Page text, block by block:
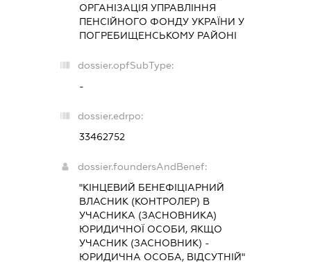
ОРГАНІЗАЦІЯ УПРАВЛІННЯ
ПЕНСІЙНОГО ФОНДУ УКРАЇНИ У
ПОГРЕБИЩЕНСЬКОМУ РАЙОНІ
dossier.opfSubType:
-
dossier.edrpo:
33462752
dossier.foundersAndBenef:
"КІНЦЕВИЙ БЕНЕФІЦІАРНИЙ
ВЛАСНИК (КОНТРОЛЕР) В
УЧАСНИКА (ЗАСНОВНИКА)
ЮРИДИЧНОЇ ОСОБИ, ЯКЩО
УЧАСНИК (ЗАСНОВНИК) -
ЮРИДИЧНА ОСОБА, ВІДСУТНІЙ"